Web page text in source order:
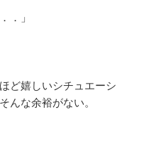
．」
ど嬉しいシチュエーシ
んな余裕がない。